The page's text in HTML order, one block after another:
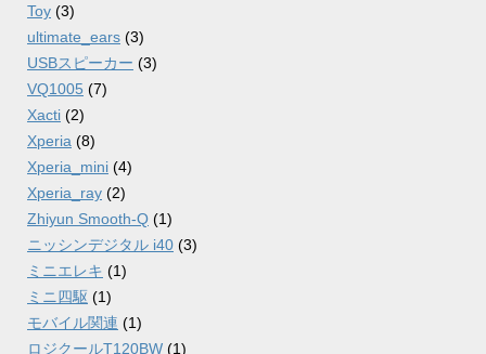
Toy (3)
ultimate_ears (3)
USBスピーカー (3)
VQ1005 (7)
Xacti (2)
Xperia (8)
Xperia_mini (4)
Xperia_ray (2)
Zhiyun Smooth-Q (1)
ニッシンデジタル i40 (3)
ミニエレキ (1)
ミニ四駆 (1)
モバイル関連 (1)
ロジクールT120BW (1)